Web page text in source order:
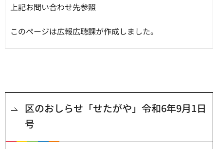
上記お問い合わせ先参照
このページは広報広聴課が作成しました。
区のおしらせ「せたがや」令和6年9月1日
号